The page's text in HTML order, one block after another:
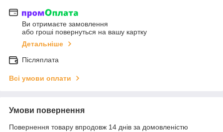
Ви отримаєте замовлення
або гроші повернуться на вашу картку
Детальніше
Післяплата
Всі умови оплати
Умови повернення
Повернення товару впродовж 14 днів за домовленістю